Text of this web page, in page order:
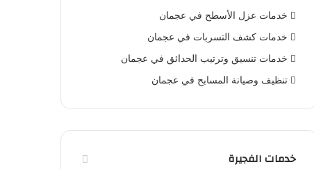
خدمات عزل الأسطح في عجمان
خدمات كشف التسربات في عجمان
خدمات تنسيق وترتيب الحدائق في عجمان
تنظيف وصيانة المسابح في عجمان
خدمات الفجيرة